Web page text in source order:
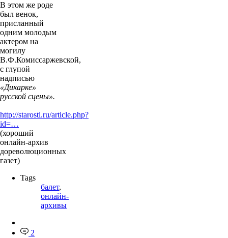
В этом же роде
был венок,
присланный
одним молодым
актером на
могилу
В.Ф.Комиссаржевской,
с глупой
надписью
«Дикарке»
русской сцены».
http://starosti.ru/article.php?
id=…
(хороший
онлайн-архив
дореволюционных
газет)
Tags
балет,
онлайн-
архивы
2